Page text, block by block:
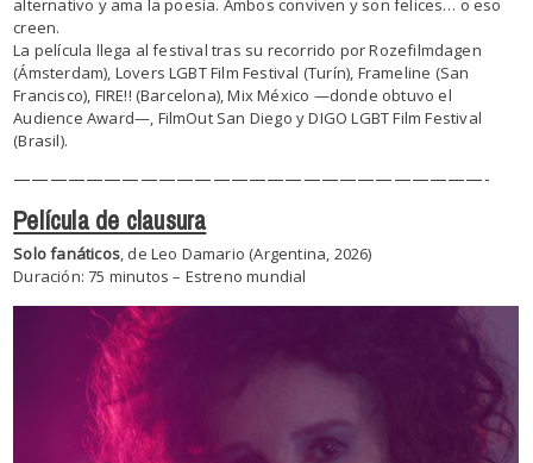
alternativo y ama la poesía. Ambos conviven y son felices… o eso
creen.
La película llega al festival tras su recorrido por Rozefilmdagen
(Ámsterdam), Lovers LGBT Film Festival (Turín), Frameline (San
Francisco), FIRE!! (Barcelona), Mix México —donde obtuvo el
Audience Award—, FilmOut San Diego y DIGO LGBT Film Festival
(Brasil).
——————————————————————————-
Película de clausura
Solo fanáticos, de Leo Damario (Argentina, 2026)
Duración: 75 minutos – Estreno mundial